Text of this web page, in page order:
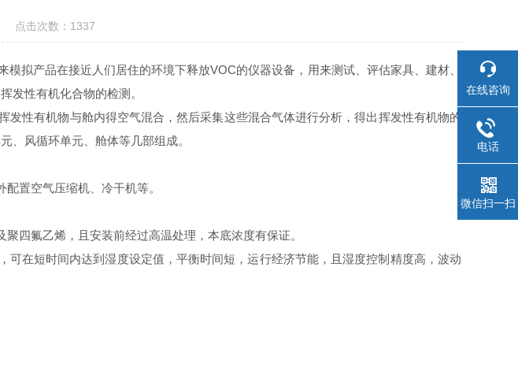
点击次数：1337
产品在接近人们居住的环境下释放VOC的仪器设备，用来测试、评估家具、建材、
发性有机化合物的检测。
有机物与舱内得空气混合，然后采集这些混合气体进行分析，得出挥发性有机物的
、风循环单元、舱体等几部组成。
置空气压缩机、冷干机等。
氟乙烯，且安装前经过高温处理，本底浓度有保证。
在短时间内达到湿度设定值，平衡时间短，运行经济节能，且湿度控制精度高，波动
在线咨询
电话
微信扫一扫